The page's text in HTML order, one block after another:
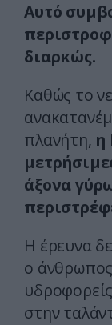
Αυτό
διαρκώς.
Καθώς το
πλανήτη, η
άξονα
Η έρευνα
ο
στην